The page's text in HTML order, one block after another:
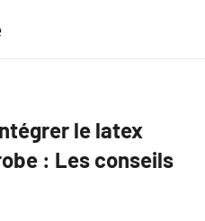
le latex
: Les conseils